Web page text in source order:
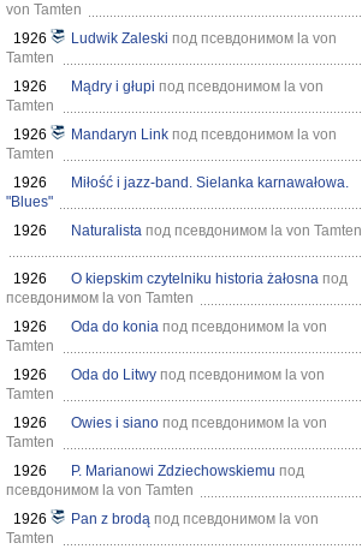
von Tamten
1926
Ludwik Zaleski под псевдонимом la von
Tamten
1926
Mądry i głupi под псевдонимом la von
Tamten
1926
Mandaryn Link под псевдонимом la von
Tamten
1926
Miłość i jazz-band. Sielanka karnawałowa.
"Blues"
1926
Naturalista под псевдонимом la von Tamten
1926
O kiepskim czytelniku historia żałosna под
псевдонимом la von Tamten
1926
Oda do konia под псевдонимом la von
Tamten
1926
Oda do Litwy под псевдонимом la von
Tamten
1926
Owies i siano под псевдонимом la von
Tamten
1926
P. Marianowi Zdziechowskiemu под
псевдонимом la von Tamten
1926
Pan z brodą под псевдонимом la von
Tamten